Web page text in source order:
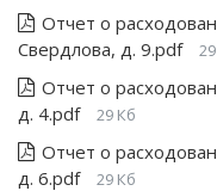
Отчет о
Свердлова, д. 9.pdf
Отчет о
д. 4.pdf
29 Кб
Отчет о
д. 6.pdf
29 Кб